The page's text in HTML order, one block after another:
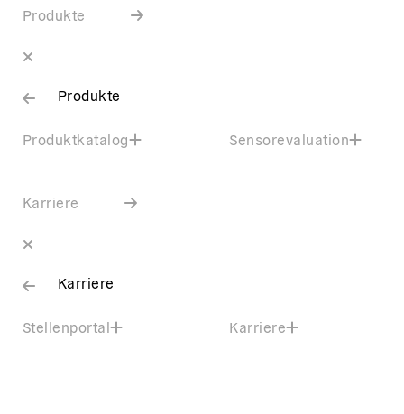
Produkte
Produkte
Produktkatalog Sensorevaluation
Karriere
Karriere
Stellenportal Karriere